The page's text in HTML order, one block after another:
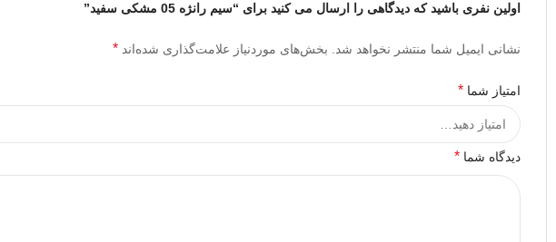
اولین نفری باشید که دیدگاهی را ارسال می کنید برای “سیم رانژه 05 مشکی سفید”
نشانی ایمیل شما منتشر نخواهد شد. بخش‌های موردنیاز علامت‌گذاری شده‌اند *
امتیاز شما *
دیدگاه شما *